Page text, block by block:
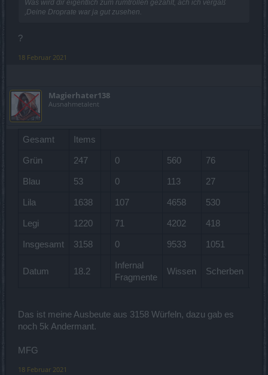
Was wird dir eigentlich zum rumtrollen gezahlt, ach ich vergaß
,Deine Droprate war ja gut zusehen.
?
18 Februar 2021
Magierhater138
Ausnahmetalent
Gesamt Items
Grün 247 0 560 76
Blau 53 0 113 27
Lila 1638 107 4658 530
Legi 1220 71 4202 418
Insgesamt 3158 0 9533 1051
Datum 18.2
Infernal
Fragmente
Wissen Scherben
Das ist meine Ausbeute aus 3158 Würfeln, dazu gab es
noch 5k Andermant.
MFG
18 Februar 2021